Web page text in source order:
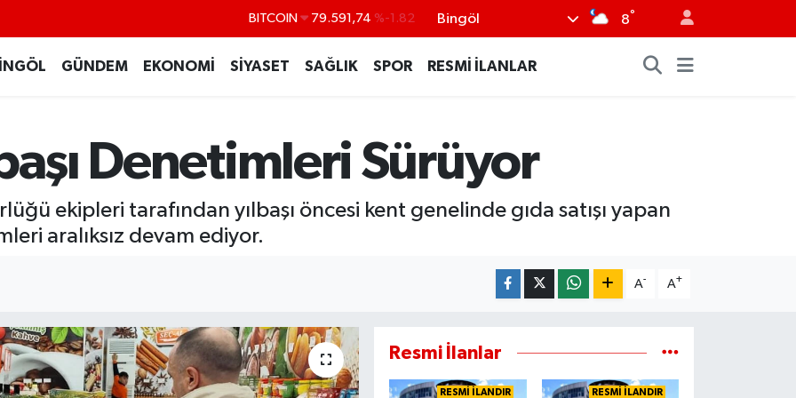
DOLAR 45,43620 %0.02
EURO 53,38690 %0.19
BİST100 14.598,00
Bingöl 8°
GÜNDEM EKONOMİ SİYASET SAĞLIK SPOR RESMİ İLANLAR
Denetimleri Sürüyor
ekipleri tarafından yılbaşı öncesi kent genelinde gıda satışı yapan
aralıksız devam ediyor.
A- A+
Resmi İlanlar
RESMİ İLANDIR RESMİ İLANDIR